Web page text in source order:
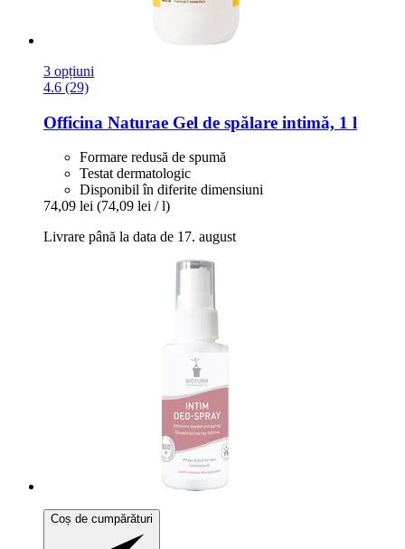
3 opțiuni
4.6 (29)
Officina Naturae Gel de spălare intimă, 1 l
Formare redusă de spumă
Testat dermatologic
Disponibil în diferite dimensiuni
74,09 lei (74,09 lei / l)
Livrare până la data de 17. august
Coș de cumpărături